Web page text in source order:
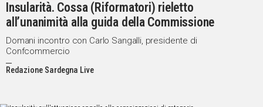
Insularità. Cossa (Riformatori) rieletto
all’unanimità alla guida della Commissione
Domani incontro con Carlo Sangalli, presidente di
Confcommercio
Redazione Sardegna Live